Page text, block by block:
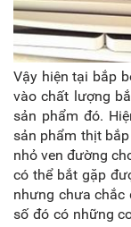
Vậy hiện tại bắp
vào chất lượng
sản phẩm đó.
sản phẩm thịt
nhỏ ven đường
có thể bắt gặp
nhưng chưa chắc
số đó có những